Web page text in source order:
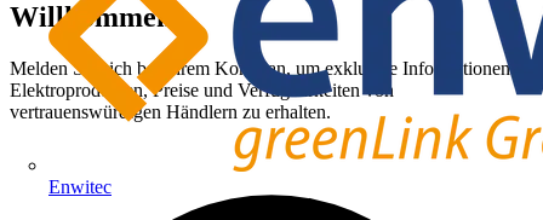
Enwitec
Willkommen
Melden Sie sich bei Ihrem Konto an, um exklusive Informationen zu
Elektroprodukten, Preise und Verfügbarkeiten von
vertrauenswürdigen Händlern zu erhalten.